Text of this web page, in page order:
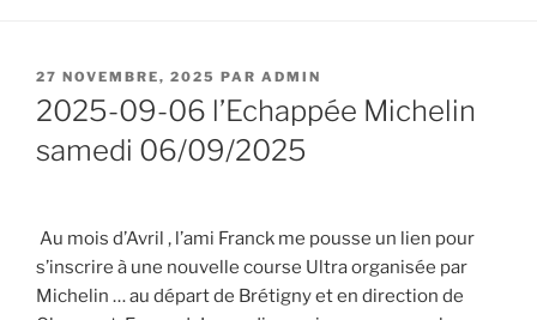
PUBLIÉ
LE
27 NOVEMBRE, 2025 PAR ADMIN
2025-09-06 l’Echappée Michelin
samedi 06/09/2025
Au mois d’Avril , l’ami Franck me pousse un lien pour
s’inscrire à une nouvelle course Ultra organisée par
Michelin … au départ de Brétigny et en direction de